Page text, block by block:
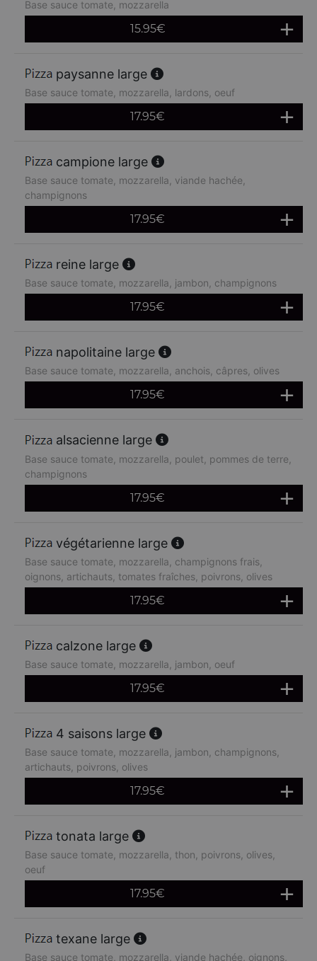
Base sauce tomate, mozzarella
15.95€
paysanne large
Base sauce tomate, mozzarella, lardons, oeuf
17.95€
campione large
Base sauce tomate, mozzarella, viande hachée,
champignons
17.95€
reine large
Base sauce tomate, mozzarella, jambon, champignons
17.95€
napolitaine large
Base sauce tomate, mozzarella, anchois, câpres, olives
17.95€
alsacienne large
Base sauce tomate, mozzarella, poulet, pommes de terre,
champignons
17.95€
végétarienne large
Base sauce tomate, mozzarella, champignons frais,
oignons, artichauts, tomates fraîches, poivrons, olives
17.95€
calzone large
Base sauce tomate, mozzarella, jambon, oeuf
17.95€
4 saisons large
Base sauce tomate, mozzarella, jambon, champignons,
artichauts, poivrons, olives
17.95€
tonata large
Base sauce tomate, mozzarella, thon, poivrons, olives,
oeuf
17.95€
texane large
Base sauce tomate, mozzarella, viande hachée, oignons,